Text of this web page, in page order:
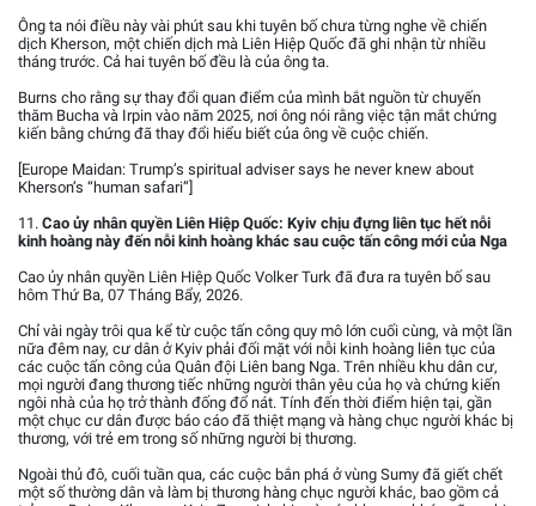
Ông ta nói điều này vài phút sau khi tuyên bố chưa từng nghe về chiến
dịch Kherson, một chiến dịch mà Liên Hiệp Quốc đã ghi nhận từ nhiều
tháng trước. Cả hai tuyên bố đều là của ông ta.
Burns cho rằng sự thay đổi quan điểm của mình bắt nguồn từ chuyến
thăm Bucha và Irpin vào năm 2025, nơi ông nói rằng việc tận mắt chứng
kiến bằng chứng đã thay đổi hiểu biết của ông về cuộc chiến.
[Europe Maidan: Trump’s spiritual adviser says he never knew about
Kherson’s “human safari”]
11. Cao ủy nhân quyền Liên Hiệp Quốc: Kyiv chịu đựng liên tục hết nỗi
kinh hoàng này đến nỗi kinh hoàng khác sau cuộc tấn công mới của Nga
Cao ủy nhân quyền Liên Hiệp Quốc Volker Turk đã đưa ra tuyên bố sau
hôm Thứ Ba, 07 Tháng Bẩy, 2026.
Chỉ vài ngày trôi qua kể từ cuộc tấn công quy mô lớn cuối cùng, và một lần
nữa đêm nay, cư dân ở Kyiv phải đối mặt với nỗi kinh hoàng liên tục của
các cuộc tấn công của Quân đội Liên bang Nga. Trên nhiều khu dân cư,
mọi người đang thương tiếc những người thân yêu của họ và chứng kiến
ngôi nhà của họ trở thành đống đổ nát. Tính đến thời điểm hiện tại, gần
một chục cư dân được báo cáo đã thiệt mạng và hàng chục người khác bị
thương, với trẻ em trong số những người bị thương.
Ngoài thủ đô, cuối tuần qua, các cuộc bắn phá ở vùng Sumy đã giết chết
một số thường dân và làm bị thương hàng chục người khác, bao gồm cả